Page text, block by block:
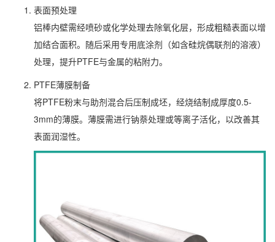
表面预处理
铝棒内壁需经喷砂或化学处理去除氧化层，形成粗糙表面以增
加结合面积。随后采用专用底涂剂（如含硅烷偶联剂的溶液）
处理，提升PTFE与金属的粘附力。
PTFE薄膜制备
将PTFE粉末与助剂混合后压制成坯，经烧结制成厚度0.5-
3mm的薄膜。薄膜需进行钠萘处理或等离子活化，以改善其
表面润湿性。